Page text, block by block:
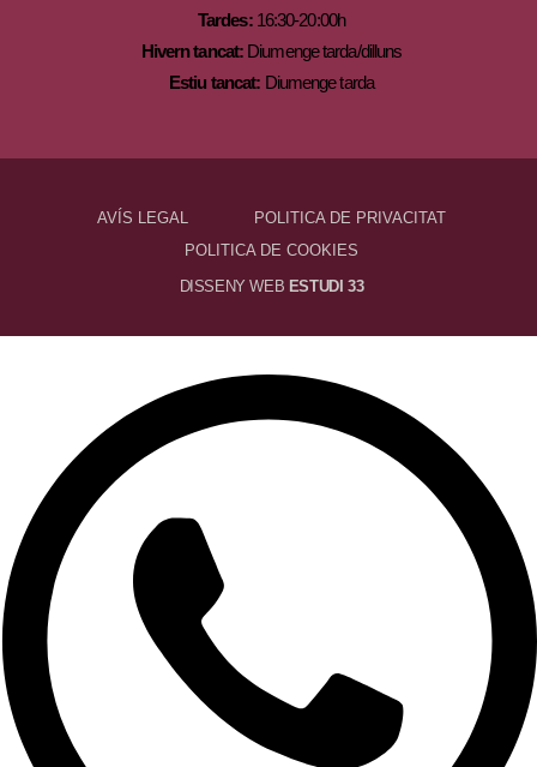
Tardes:16:30-20:00h
Hivern tancat: Diumenge tarda/dilluns
Estiu tancat: Diumenge tarda
AVÍS LEGAL
POLITICA DE PRIVACITAT
POLITICA DE COOKIES
DISSENY WEB ESTUDI 33